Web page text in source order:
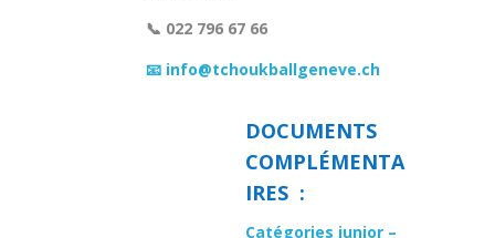
📞 022 796 67 66
📧 info@tchoukballgeneve.ch
DOCUMENTS
COMPLÉMENTA
IRES :
Catégories junior –